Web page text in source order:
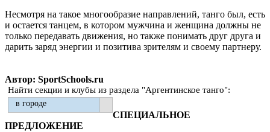
Несмотря на такое многообразие направлений, танго был, есть
и остается танцем, в котором мужчина и женщина должны не
только передавать движения, но также понимать друг друга и
дарить заряд энергии и позитива зрителям и своему партнеру.
Автор: SportSchools.ru
Найти секции и клубы из раздела "Аргентинское танго":
в городе
СПЕЦИАЛЬНОЕ
ПРЕДЛОЖЕНИЕ